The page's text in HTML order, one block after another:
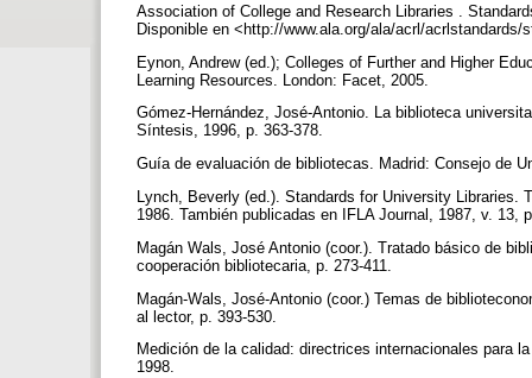
Association of College and Research Libraries .
Disponible en <http://www.ala.org/ala/acrl/
Eynon, Andrew (ed.); Colleges of Further and Higher
Learning Resources. London: Facet, 2005.
Gómez-Hernández, José-Antonio. La biblioteca
Síntesis, 1996, p. 363-378.
Guía de evaluación de bibliotecas. Madrid: Consejo de
Lynch, Beverly (ed.). Standards for University Libraries.
1986. También publicadas en IFLA Journal, 1987, v. 13,
Magán Wals, José Antonio (coor.). Tratado básico de
cooperación bibliotecaria, p. 273-411.
Magán-Wals, José-Antonio (coor.) Temas de
al lector, p. 393-530.
Medición de la calidad: directrices internacionales para
1998.